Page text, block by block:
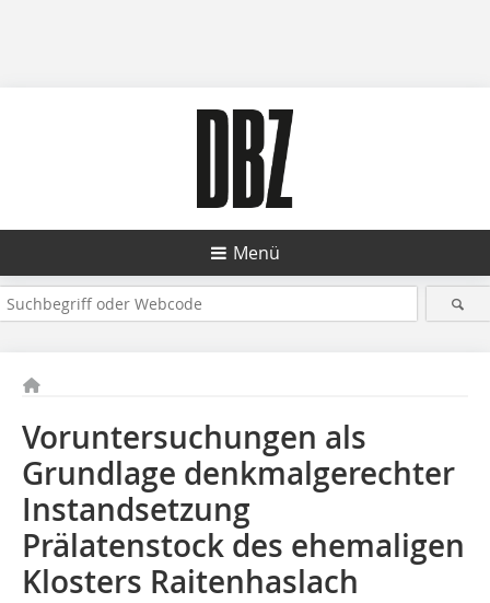
Menü
Voruntersuchungen als
Grundlage denkmalgerechter
Instandsetzung
Prälatenstock des ehemaligen
Klosters Raitenhaslach